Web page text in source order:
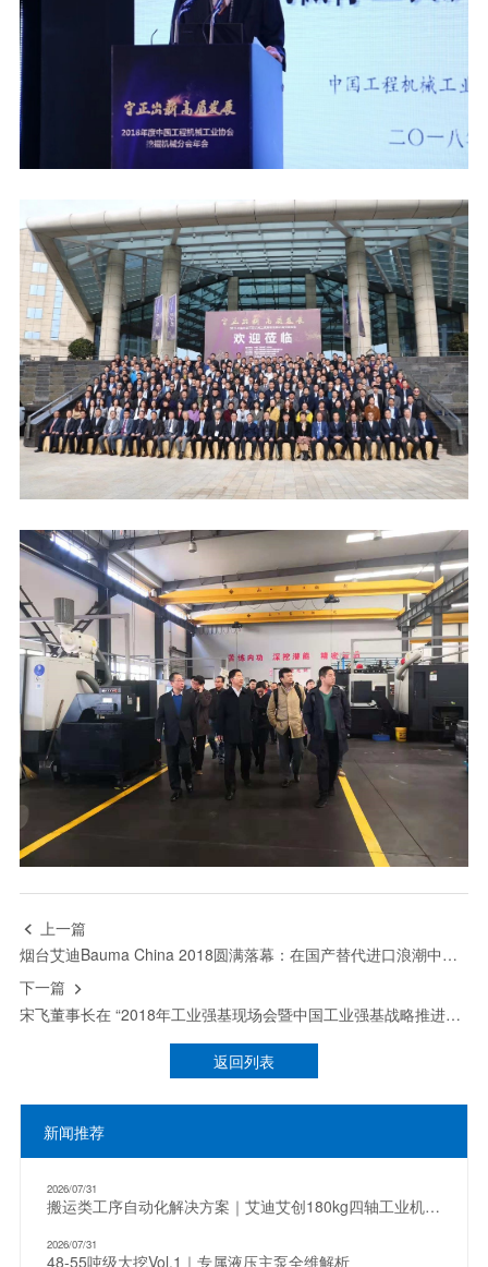

上一篇
烟台艾迪Bauma China 2018圆满落幕：在国产替代进口浪潮中勇做弄潮儿
下一篇

宋飞董事长在 “2018年工业强基现场会暨中国工业强基战略推进论坛”上作主题发言
返回列表
新闻推荐
2026/07/31
搬运类工序自动化解决方案｜艾迪艾创180kg四轴工业机器人
2026/07/31
48-55吨级大挖Vol.1｜专属液压主泵全维解析